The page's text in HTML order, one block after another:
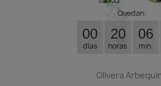
Quedan:
00
días
20
horas
06
min.
Olivera